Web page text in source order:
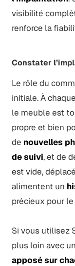
visibilité
renforce la
Constater
Le rôle du
initiale. À
le meuble est
propre et bien
de nouvelles
de suivi, et de
est vide,
alimentent un
précieux pour
Si vous utilisez
plus loin avec
apposé sur